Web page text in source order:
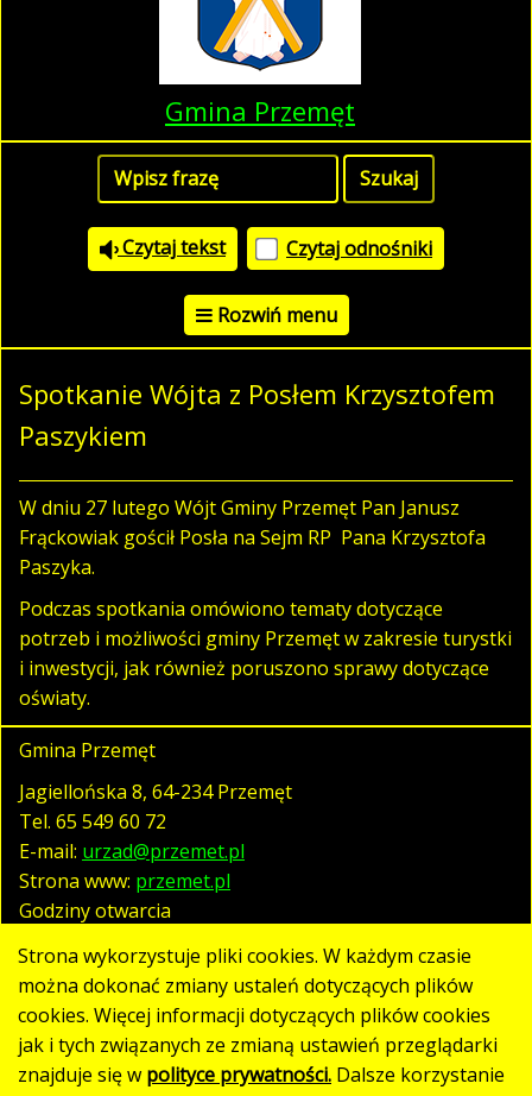
Gmina Przemęt
Czytaj tekst Czytaj odnośniki
Rozwiń menu
Spotkanie Wójta z Posłem Krzysztofem
Paszykiem
W dniu 27 lutego Wójt Gminy Przemęt Pan Janusz
Frąckowiak gościł Posła na Sejm RP Pana Krzysztofa
Paszyka.
Podczas spotkania omówiono tematy dotyczące
potrzeb i możliwości gminy Przemęt w zakresie turystki
i inwestycji, jak również poruszono sprawy dotyczące
oświaty.
Gmina Przemęt
Jagiellońska 8, 64-234 Przemęt
Tel. 65 549 60 72
E-mail: urzad@przemet.pl
Strona www: przemet.pl
Godziny otwarcia
pn. - pt. 07:30 - 15:30
Polityka prywatności
Klauzula RODO
Strona wykorzystuje pliki cookies. W każdym czasie
można dokonać zmiany ustaleń dotyczących plików
cookies. Więcej informacji dotyczących plików cookies
jak i tych związanych ze zmianą ustawień przeglądarki
znajduje się w polityce prywatności. Dalsze korzystanie